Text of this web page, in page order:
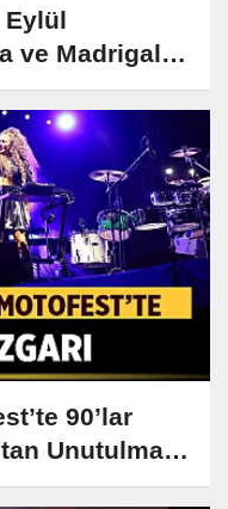
Eylül
ve Madrigal
90’lar
Unutulmaz